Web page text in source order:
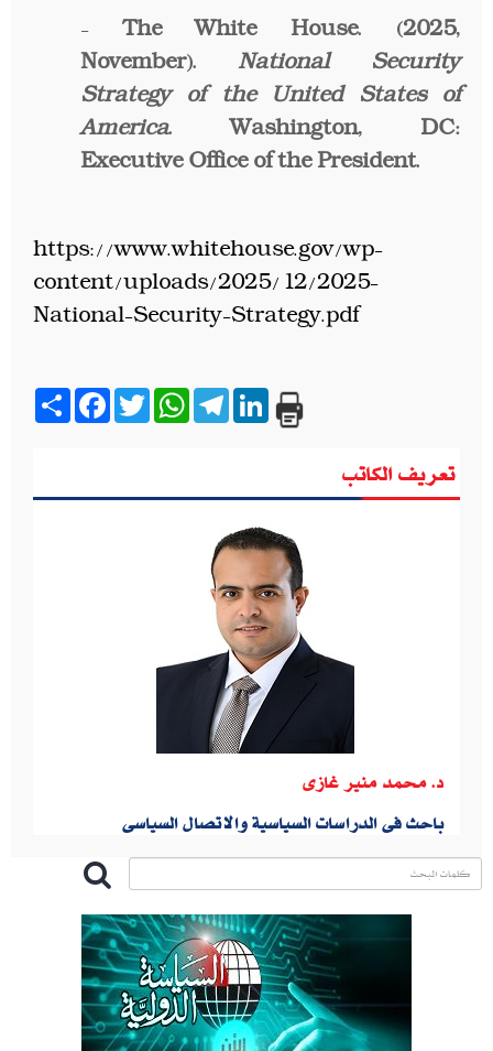
-The White House. (2025,
November).National Security
Strategy of the United States of
America. Washington, DC:
Executive Office of the President.
https://www.whitehouse.gov/wp-
content/uploads/2025/12/2025-
National-Security-Strategy.pdf
Share
FacebookTwitter
WhatsApp
Telegram
LinkedIn
تعريف الكاتب
د. محمد منير غازى
باحث فى الدراسات السياسية والاتصال السياسى